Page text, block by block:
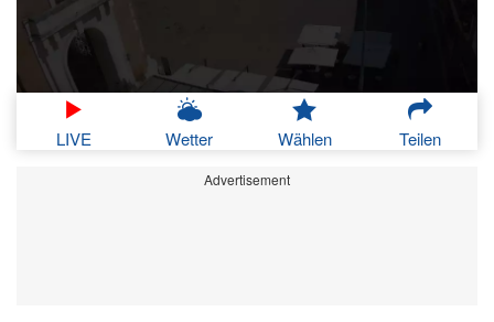
LIVE Wetter Wählen Teilen
Advertisement